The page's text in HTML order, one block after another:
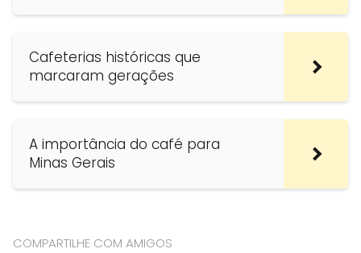
Cafeterias históricas que
marcaram gerações
A importância do café para
Minas Gerais
COMPARTILHE COM AMIGOS